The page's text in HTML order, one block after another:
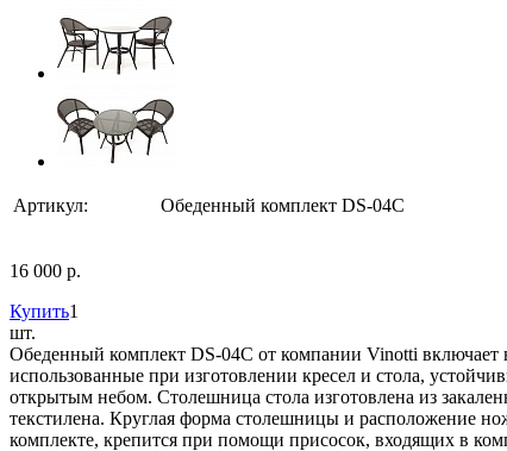
Артикул: Обеденный комплект DS-04C
16 000 р.
Купить1
шт.
Обеденный комплект DS-04C от компании Vinotti включает
использованные при изготовлении кресел и стола,
открытым небом. Столешница стола изготовлена из
текстилена. Круглая форма столешницы и расположение
комплекте, крепится при помощи присосок, входящих в